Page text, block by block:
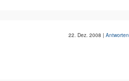
22. Dez. 2008 | Antworten